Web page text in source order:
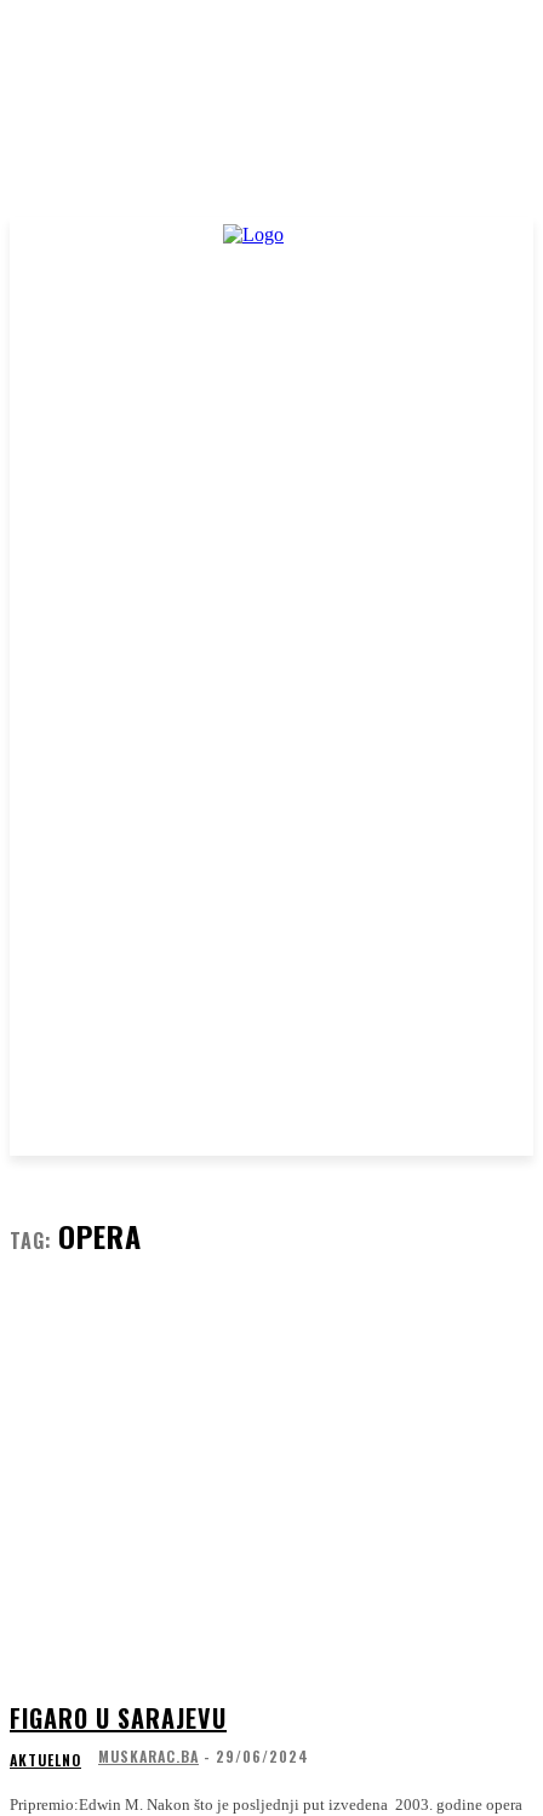
TAG: OPERA
FIGARO U SARAJEVU
AKTUELNO MUSKARAC.BA - 29/06/2024
Pripremio:Edwin M. Nakon što je posljednji put izvedena 2003. godine opera